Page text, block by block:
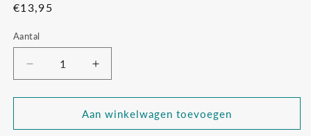
Normale
€13,95
Aantal
Aantal
verlagen
voor
crane
Aantal
verhogen
voor
Bigjigs
crane
Aan winkelwagen toevoegen